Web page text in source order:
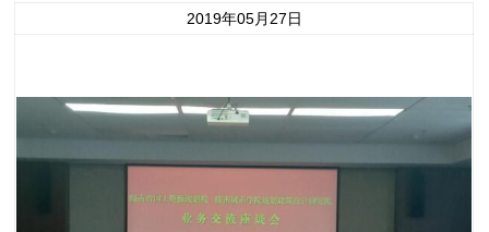
2019年05月27日